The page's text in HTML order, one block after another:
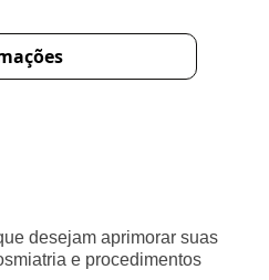
desejam aprimorar suas
e procedimentos